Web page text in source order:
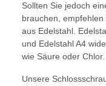
Sollten Sie jedoch
brauchen,
aus Edelstahl.
und Edelstahl A4
wie Säure oder Chlor.
Unsere